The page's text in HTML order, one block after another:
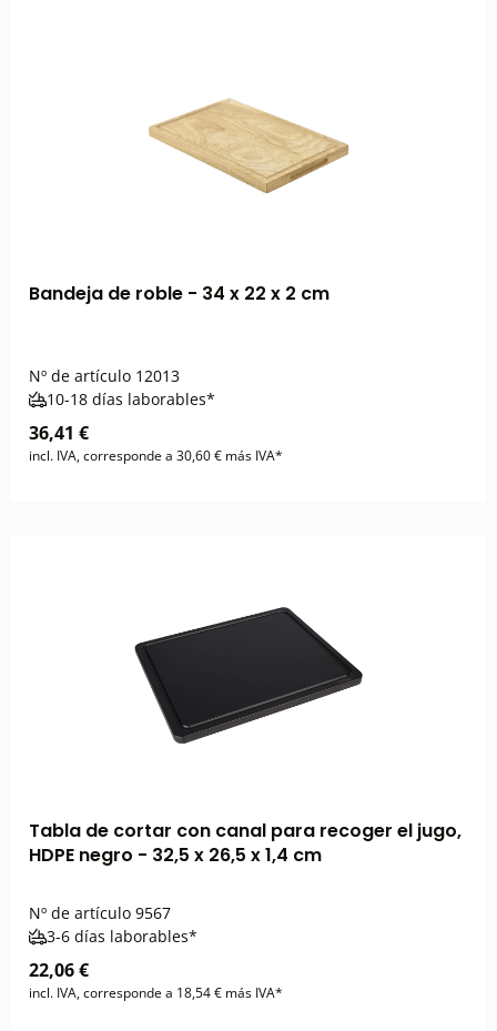
Bandeja de roble - 34 x 22 x 2 cm
Nº de artículo 12013
10-18 días laborables*
36,41 €
incl. IVA, corresponde a 30,60 € más IVA*
Tabla de cortar con canal para recoger el jugo,
HDPE negro - 32,5 x 26,5 x 1,4 cm
Nº de artículo 9567
3-6 días laborables*
22,06 €
incl. IVA, corresponde a 18,54 € más IVA*